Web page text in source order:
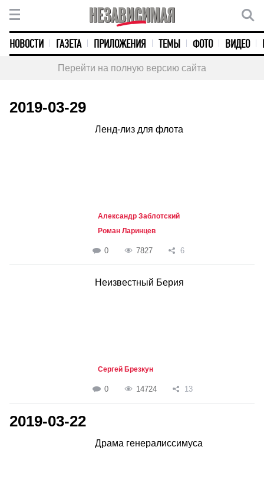
НОВОСТИ ГАЗЕТА ПРИЛОЖЕНИЯ ТЕМЫ ФОТО ВИДЕО
Перейти на полную версию сайта
2019-03-29
Ленд-лиз для флота
Александр Заблотский
Роман Ларинцев
0 7827 6
Неизвестный Берия
Сергей Брезкун
0 14724 13
2019-03-22
Драма генералиссимуса